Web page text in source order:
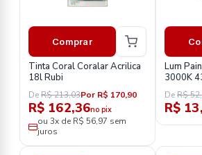
Comprar
Tinta Coral Coralar Acrilica
18l Rubi
DeR$ 213,03Por R$ 170,90
R$ 162,36no pix
ou 3x de R$ 56,97 sem
juros
Lum
3000K
DeR$
R$